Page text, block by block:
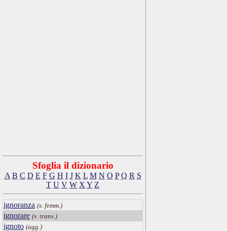
Sfoglia il dizionario
A B C D E F G H I J K L M N O P Q R S
T U V W X Y Z
ignoranza (s. femm.)
ignorare (v. trans.)
ignoto (agg.)